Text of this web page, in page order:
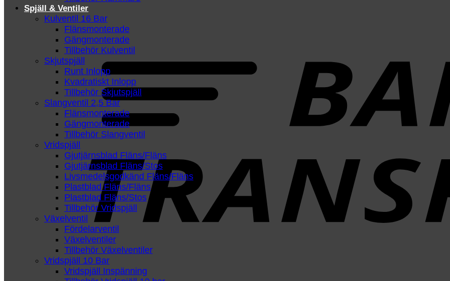
Spjäll & Ventiler
Kulventil 16 Bar
Flänsmonterade
Gängmonterade
Tillbehör Kulventil
Skjutspjäll
Runt Inlopp
Kvadratiskt Inlopp
Tillbehör Skjutspjäll
Slangventil 2,5 Bar
Flänsmonterade
Gängmonterade
Tillbehör Slangventil
Vridspjäll
Gjutjärnsblad Fläns/Fläns
Gjutjärnsblad Fläns/Stos
Livsmedelsgodkänd Fläns/Fläns
Plastblad Fläns/Fläns
Plastblad Fläns/Stos
Tillbehör Vridspjäll
Växelventil
Fördelarventil
Växelventiler
Tillbehör Växelventiler
Vridspjäll 10 Bar
Vridspjäll Inspänning